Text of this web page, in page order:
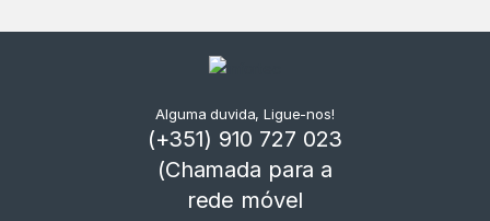
Alguma duvida, Ligue-nos!
(+351) 910 727 023
(Chamada para a
rede móvel